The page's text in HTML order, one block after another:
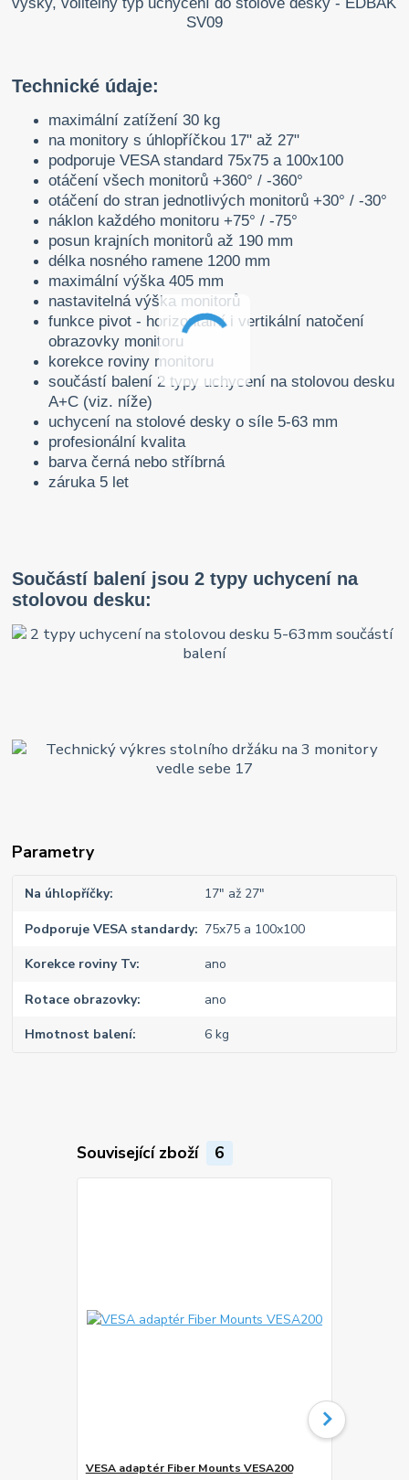
Technické údaje:
maximální zatížení 30 kg
na monitory s úhlopříčkou 17" až 27"
podporuje VESA standard 75x75 a 100x100
otáčení všech monitorů +360° / -360°
otáčení do stran jednotlivých monitorů +30° / -30°
náklon každého monitoru +75° / -75°
posun krajních monitorů až 190 mm
délka nosného ramene 1200 mm
maximální výška 405 mm
nastavitelná výška monitorů
funkce pivot - horizontální i vertikální natočení
obrazovky monitoru
korekce roviny monitoru
součástí balení 2 typy uchycení na stolovou desku
A+C (viz. níže)
uchycení na stolové desky o síle 5-63 mm
profesionální kvalita
barva černá nebo stříbrná
záruka 5 let
Součástí balení jsou 2 typy uchycení na
stolovou desku:
Parametry
Na úhlopříčky 17" až 27"
Podporuje VESA standardy 75x75 a 100x100
Korekce roviny Tv ano
Rotace obrazovky ano
Hmotnost balení 6 kg
Související zboží 6
VESA adaptér Fiber Mounts VESA200